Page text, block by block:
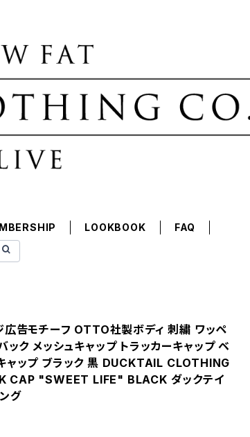
LOOKBOOK
FAQ
広告モチーフ OTTO社製ボディ 刺繍 ワッペ
ック メッシュキャップ トラッカーキャップ ベ
ャップ ブラック 黒 DUCKTAIL CLOTHING
CAP "SWEET LIFE" BLACK ダックテイ
グ